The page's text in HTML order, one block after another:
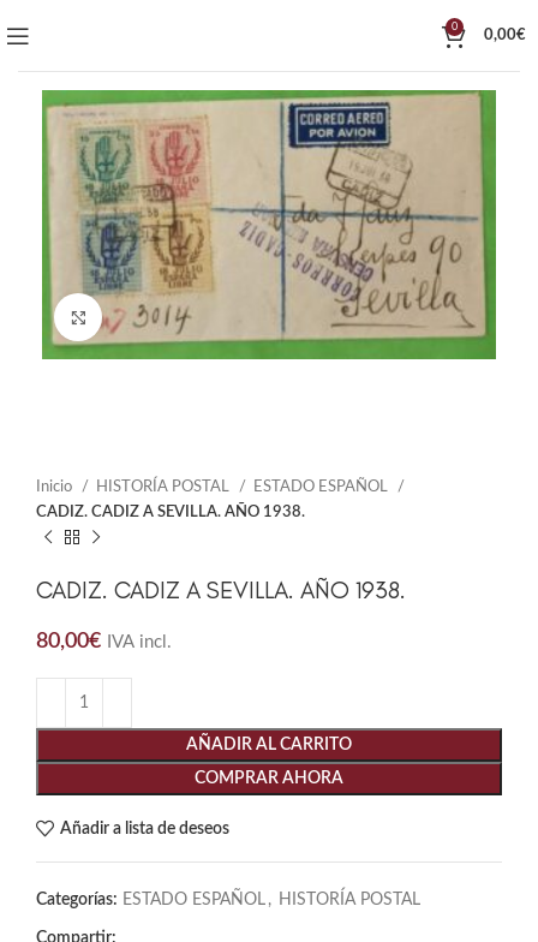
0
0,00€
Click to enlarge
Inicio HISTORÍA POSTAL
ESTADO ESPAÑOL
CADIZ. CADIZ A SEVILLA. AÑO 1938.
CADIZ. CADIZ A SEVILLA. AÑO 1938.
80,00€ IVA incl.
AÑADIR AL CARRITO
COMPRAR AHORA
Añadir a lista de deseos
Categorías: ESTADO ESPAÑOL , HISTORÍA POSTAL
Compartir: